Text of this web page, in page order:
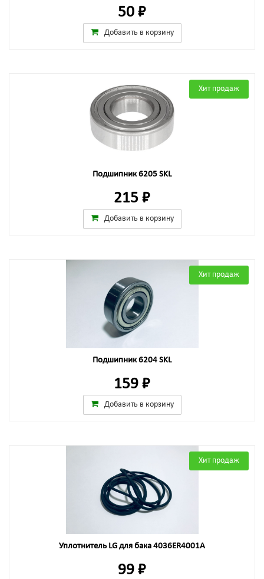
50 ₽
Добавить в корзину
Хит продаж
Подшипник 6205 SKL
215 ₽
Добавить в корзину
Хит продаж
Подшипник 6204 SKL
159 ₽
Добавить в корзину
Хит продаж
Уплотнитель LG для бака 4036ER4001A
99 ₽